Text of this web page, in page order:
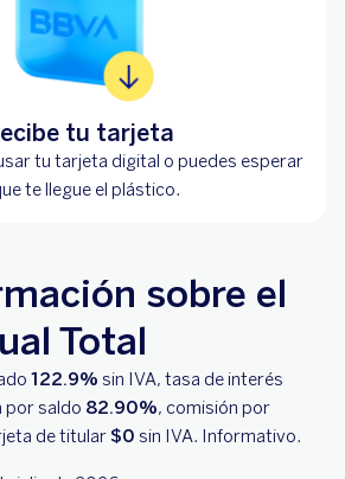
tu tarjeta
tu tarjeta digital o puedes esperar
te llegue el plástico.
sobre el
Total
122.9% sin IVA, tasa de interés
por saldo 82.90%, comisión por
de titular $0 sin IVA. Informativo.